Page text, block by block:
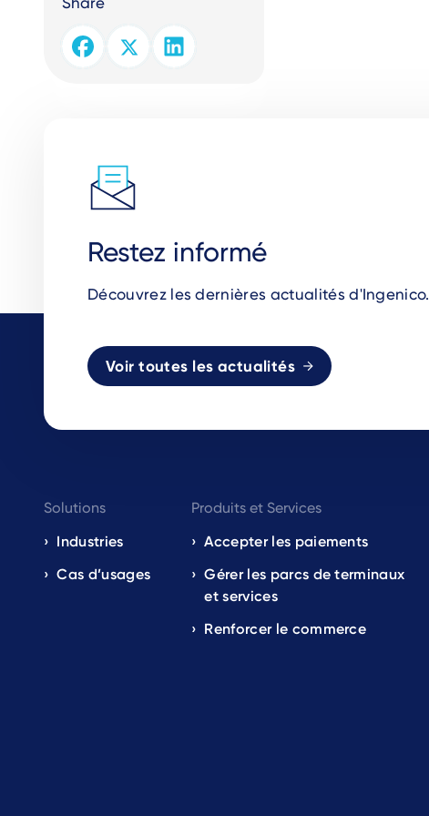
Restez informé
Découvrez les dernières actualités d'Ingenico.
Voir toutes les actualités
Footer
navigation
EN
Solutions
Industries
Cas d’usages
Produits et Services
Accepter les paiements
Gérer les parcs de terminaux
et services
Renforcer le commerce